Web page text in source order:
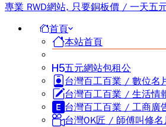
專業 RWD網站, 只要銅板價 / 一天五
首頁
本站首頁
五元網站包租公
台灣百工百業 / 數位名
台灣百工百業 / 生活情
台灣百工百業 / 工商廣
台灣OK匠 / 師傅叫修名